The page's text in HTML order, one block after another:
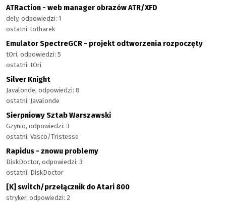
ATRaction - web manager obrazów ATR/XFD
dely, odpowiedzi: 1
ostatni: lotharek
Emulator SpectreGCR - projekt odtworzenia rozpoczęty
tOri, odpowiedzi: 5
ostatni: tOri
Silver Knight
Javalonde, odpowiedzi: 8
ostatni: Javalonde
Sierpniowy Sztab Warszawski
Gzynio, odpowiedzi: 3
ostatni: Vasco/Tristesse
Rapidus - znowu problemy
DiskDoctor, odpowiedzi: 3
ostatni: DiskDoctor
[K] switch/przełącznik do Atari 800
stryker, odpowiedzi: 2